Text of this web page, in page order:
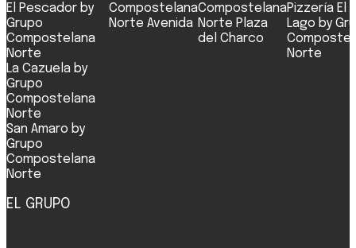
El Pescador by
Grupo
Compostelana
Norte
La Cazuela by
Grupo
Compostelana
Norte
San Amaro by
Grupo
Compostelana
Norte
Compostelana
Norte Avenida
Compostelana
Norte Plaza
del Charco
Pizzería El
Lago by
Norte
EL GRUPO